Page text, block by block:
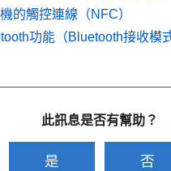
的觸控連線（NFC）
功能（Bluetooth接收模式
此訊息是否有幫助？
是 否